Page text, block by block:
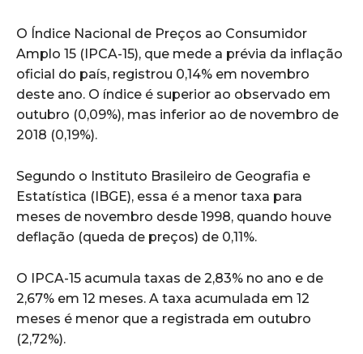
O Índice Nacional de Preços ao Consumidor
Amplo 15 (IPCA-15), que mede a prévia da inflação
oficial do país, registrou 0,14% em novembro
deste ano. O índice é superior ao observado em
outubro (0,09%), mas inferior ao de novembro de
2018 (0,19%).
Segundo o Instituto Brasileiro de Geografia e
Estatística (IBGE), essa é a menor taxa para
meses de novembro desde 1998, quando houve
deflação (queda de preços) de 0,11%.
O IPCA-15 acumula taxas de 2,83% no ano e de
2,67% em 12 meses. A taxa acumulada em 12
meses é menor que a registrada em outubro
(2,72%).